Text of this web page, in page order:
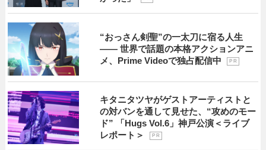
“おっさん剣聖”の一太刀に宿る人生
―― 世界で話題の本格アクションアニ
メ、Prime Videoで独占配信中
P R
キタニタツヤがゲストアーティストと
の対バンを通して見せた、“攻めのモー
ド” 「Hugs Vol.6」神戸公演＜ライブ
レポート＞
P R